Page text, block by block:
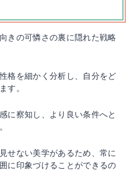
きの可憐さの裏に隠れた戦略
格を細かく分析し、自分をど
す。
に察知し、より良い条件へと
せない美学があるため、常に
に印象づけることができるの